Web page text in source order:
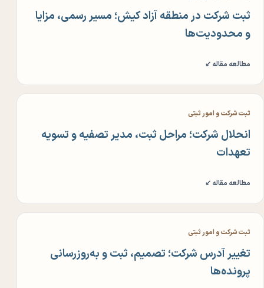
ثبت شرکت در منطقه آزاد کیش؛ مسیر رسمی، مزایا
و محدودیت‌ها
مطالعه مقاله ↙
ثبت شرکت و امور ثبتی
انحلال شرکت؛ مراحل ثبت، مدیر تصفیه و تسویه
تعهدات
مطالعه مقاله ↙
ثبت شرکت و امور ثبتی
تغییر آدرس شرکت؛ تصمیم، ثبت و به‌روزرسانی
پرونده‌ها